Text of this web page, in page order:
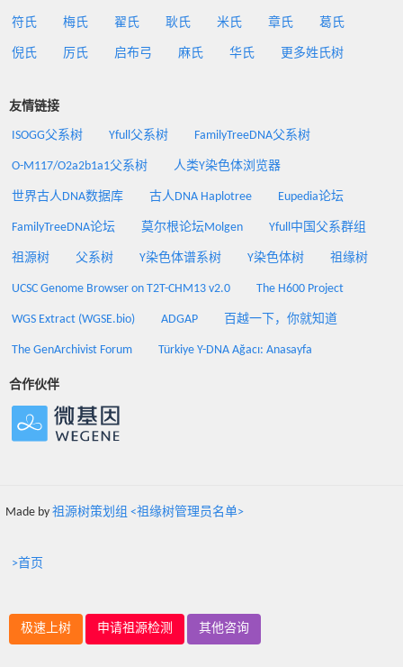
符氏 梅氏 翟氏 耿氏 米氏 章氏 葛氏
倪氏 厉氏 启布弓 麻氏 华氏 更多姓氏树
友情链接
ISOGG父系树 Yfull父系树 FamilyTreeDNA父系树
O-M117/O2a2b1a1父系树 人类Y染色体浏览器
世界古人DNA数据库 古人DNA Haplotree Eupedia论坛
FamilyTreeDNA论坛 莫尔根论坛Molgen Yfull中国父系群组
祖源树 父系树 Y染色体谱系树 Y染色体树 祖缘树
UCSC Genome Browser on T2T-CHM13 v2.0 The H600 Project
WGS Extract (WGSE.bio) ADGAP 百越一下，你就知道
The GenArchivist Forum Türkiye Y-DNA Ağacı: Anasayfa
合作伙伴
Made by 祖源树策划组 <祖缘树管理员名单>
>首页
极速上树 申请祖源检测 其他咨询